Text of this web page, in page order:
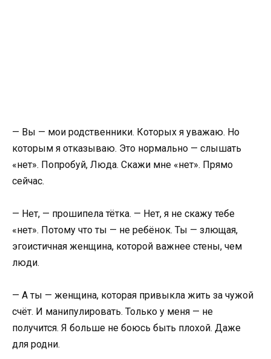
— Вы — мои родственники. Которых я уважаю. Но
которым я отказываю. Это нормально — слышать
«нет». Попробуй, Люда. Скажи мне «нет». Прямо
сейчас.
— Нет, — прошипела тётка. — Нет, я не скажу тебе
«нет». Потому что ты — не ребёнок. Ты — злющая,
эгоистичная женщина, которой важнее стены, чем
люди.
— А ты — женщина, которая привыкла жить за чужой
счёт. И манипулировать. Только у меня — не
получится. Я больше не боюсь быть плохой. Даже
для родни.